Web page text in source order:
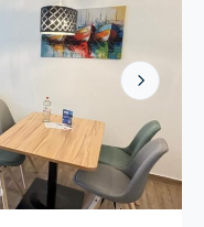
Next